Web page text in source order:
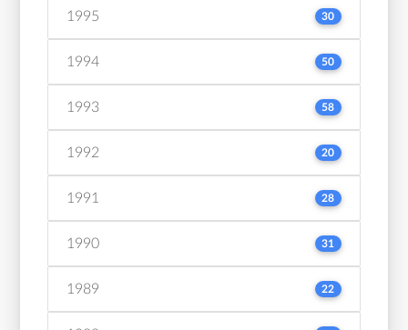
1995 30
1994 50
1993 58
1992 20
1991 28
1990 31
1989 22